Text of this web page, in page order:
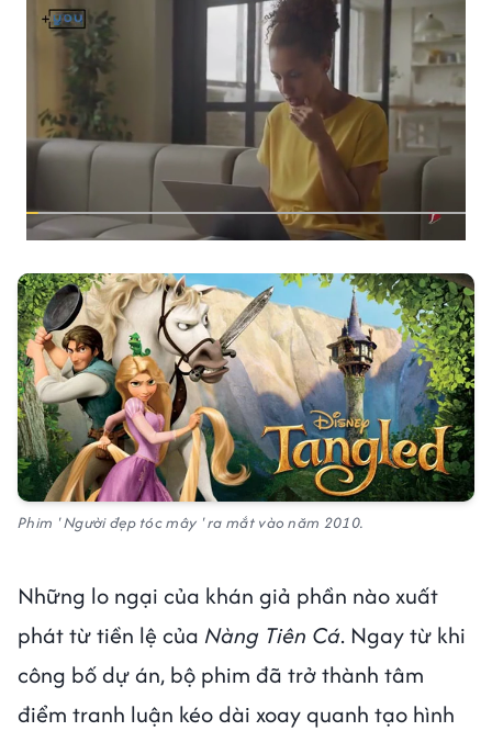
Phim ' Người đẹp tóc mây ' ra mắt vào năm 2010.
Những lo ngại của khán giả phần nào xuất
phát từ tiền lệ của Nàng Tiên Cá. Ngay từ khi
công bố dự án, bộ phim đã trở thành tâm
điểm tranh luận kéo dài xoay quanh tạo hình